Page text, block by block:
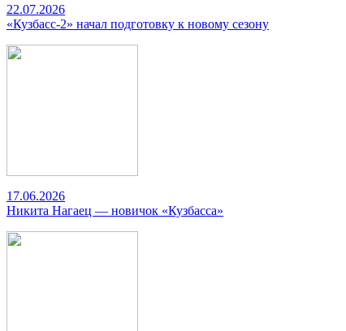
22.07.2026
«Кузбасс-2» начал подготовку к новому сезону
17.06.2026
Никита Нагаец — новичок «Кузбасса»